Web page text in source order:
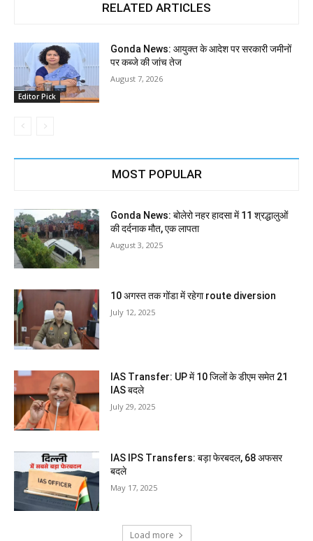
RELATED ARTICLES
Editor Pick
Gonda News: आयुक्त के आदेश पर सरकारी जमीनों
पर कब्जे की जांच तेज
August 7, 2026
MOST POPULAR
Gonda News: बोलेरो नहर हादसा में 11 श्रद्धालुओं
की दर्दनाक मौत, एक लापता
August 3, 2025
10 अगस्त तक गोंडा में रहेगा route diversion
July 12, 2025
IAS Transfer: UP में 10 जिलों के डीएम समेत 21
IAS बदले
July 29, 2025
IAS IPS Transfers: बड़ा फेरबदल, 68 अफसर
बदले
May 17, 2025
Load more